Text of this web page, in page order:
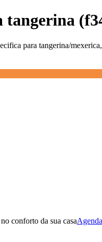
tangerina
para tangerina/
conforto da sua casa